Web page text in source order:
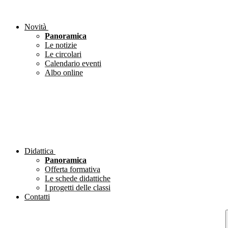
Novità
Panoramica
Le notizie
Le circolari
Calendario eventi
Albo online
Didattica
Panoramica
Offerta formativa
Le schede didattiche
I progetti delle classi
Contatti